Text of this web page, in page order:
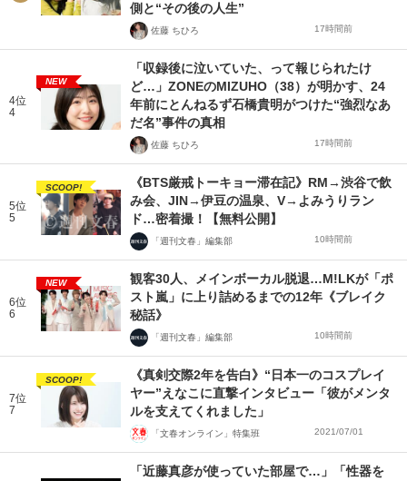
側と“その後の人生”
佐藤 ちひろ 17時間前
4位
4
NEW
「収録後に泣いていた、って報じられたけ
ど…」ZONEのMIZUHO（38）が明かす、24
年前にとんねるず石橋貴明がつけた“強烈なあ
だ名”事件の真相
佐藤 ちひろ 17時間前
5位
5
SCOOP!
《BTS厳戒トーキョー滞在記》RM→渋谷で飲
み会、JIN→伊豆の温泉、V→よみうりラン
ド…密着撮！【無料公開】
「週刊文春」編集部 10時間前
6位
6
NEW
観客30人、メインボーカル脱退…M!LKが「ポ
スト嵐」に上り詰めるまでの12年《ブレイク
秘話》
「週刊文春」編集部 10時間前
7位
7
SCOOP!
《真剣交際2年を告白》“日本一のコスプレイ
ヤー”えなこに直撃インタビュー「彼がメンタ
ルを支えてくれました」
「文春オンライン」特集班 2021/07/01
「近藤真彦が使っていた部屋で…」「性器を